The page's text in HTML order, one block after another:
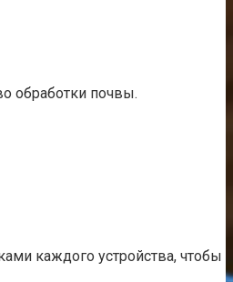
обработки почвы.
каждого устройства, чтобы